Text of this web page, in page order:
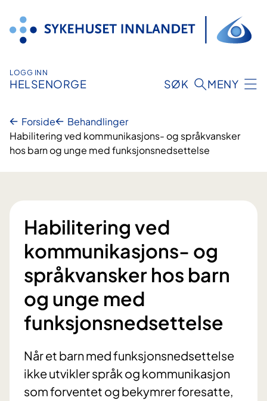
innhold
LOGG INN
HELSENORGE SØK MENY
Forside
Behandlinger
Habilitering ved kommunikasjons- og språkvansker
hos barn og unge med funksjonsnedsettelse
Habilitering ved
kommunikasjons- og
språkvansker hos barn
og unge med
funksjonsnedsettelse
Når et barn med funksjonsnedsettelse
ikke utvikler språk og kommunikasjon
som forventet og bekymrer foresatte,